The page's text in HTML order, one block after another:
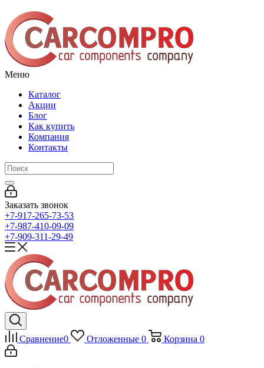
Меню
Каталог
Акции
Блог
Как купить
Компания
Контакты
Заказать звонок
+7-917-265-73-53
+7-987-410-09-09
+7-909-311-29-49
Сравнение0 Отложенные 0 Корзина 0